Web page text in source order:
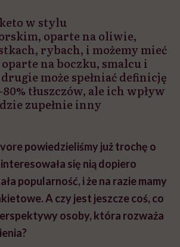
w stylu
oparte na oliwie,
rybach, i możemy mieć
na boczku, smalcu i
może spełniać definicję
tłuszczów, ale ich wpływ
zupełnie inny
powiedzieliśmy już trochę o
się nią dopiero
popularność, i że na razie mamy
A czy jest jeszcze coś, co
osoby, która rozważa